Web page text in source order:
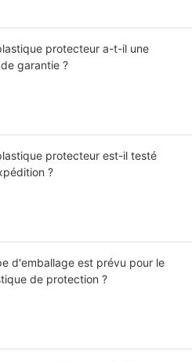
protecteur a-t-il une
garantie ?
protecteur est-il testé
?
d'emballage est prévu pour le
de protection ?